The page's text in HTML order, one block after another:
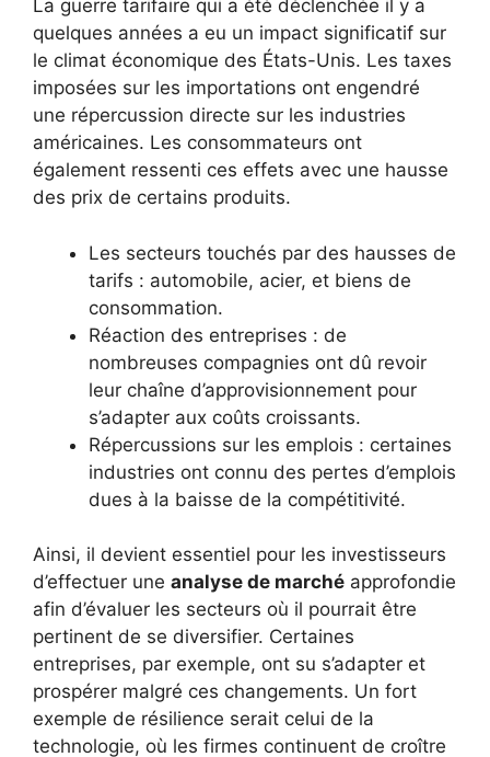
La guerre tarifaire qui a été déclenchée il y a
quelques années a eu un impact significatif sur
le climat économique des États-Unis. Les taxes
imposées sur les importations ont engendré
une répercussion directe sur les industries
américaines. Les consommateurs ont
également ressenti ces effets avec une hausse
des prix de certains produits.
Les secteurs touchés par des hausses de
tarifs : automobile, acier, et biens de
consommation.
Réaction des entreprises : de
nombreuses compagnies ont dû revoir
leur chaîne d’approvisionnement pour
s’adapter aux coûts croissants.
Répercussions sur les emplois : certaines
industries ont connu des pertes d’emplois
dues à la baisse de la compétitivité.
Ainsi, il devient essentiel pour les investisseurs
d’effectuer une analyse de marché approfondie
afin d’évaluer les secteurs où il pourrait être
pertinent de se diversifier. Certaines
entreprises, par exemple, ont su s’adapter et
prospérer malgré ces changements. Un fort
exemple de résilience serait celui de la
technologie, où les firmes continuent de croître